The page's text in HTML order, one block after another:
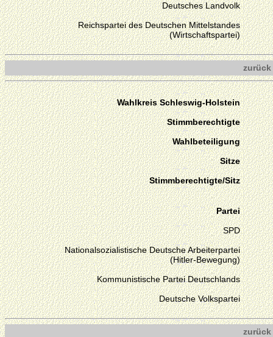
Deutsches Landvolk
Reichspartei des Deutschen Mittelstandes
(Wirtschaftspartei)
zurück
Wahlkreis Schleswig-Holstein
Stimmberechtigte
Wahlbeteiligung
Sitze
Stimmberechtigte/Sitz
Partei
SPD
Nationalsozialistische Deutsche Arbeiterpartei
(Hitler-Bewegung)
Kommunistische Partei Deutschlands
Deutsche Volkspartei
zurück